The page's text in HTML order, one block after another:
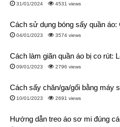
31/01/2024 4531 views
Cách sử dụng bóng sấy quần áo:
04/01/2023 3574 views
Cách làm giãn quần áo bị co rút:
09/01/2023 2796 views
Cách sấy chăn/ga/gối bằng máy
10/01/2023 2691 views
Hướng dẫn treo áo sơ mi đúng